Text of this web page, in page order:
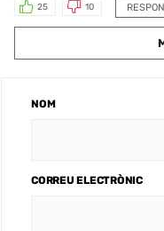
RESPON
25 10
NOM
CORREU ELECTRÒNIC